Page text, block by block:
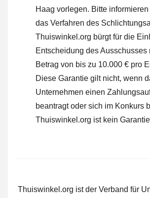
Haag vorlegen. Bitte
das Verfahren des
Thuiswinkel.org bürgt für die
Entscheidung des Ausschusses
Betrag von bis zu 10.000 € pro
Diese Garantie gilt nicht, wenn
Unternehmen einen
beantragt oder sich im Konkurs
Thuiswinkel.org ist kein
Thuiswinkel.org ist der Verband für